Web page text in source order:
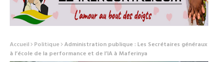
Accueil Politique Administration publique : Les Secrétaires généraux
à l’école de la performance et de l’IA à Maferinya